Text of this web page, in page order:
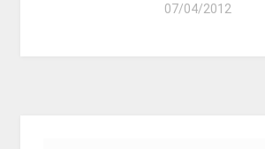
07/04/2012